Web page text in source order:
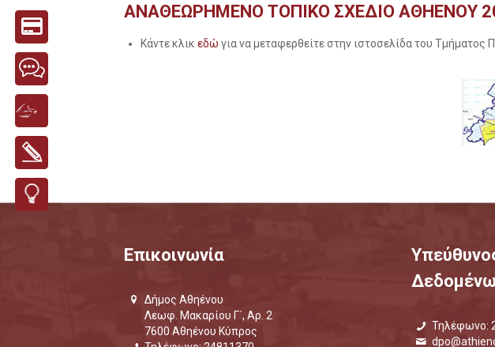
ΑΝΑΘΕΩΡΗΜΕΝΟ ΤΟΠΙΚΟ ΣΧΕΔΙΟ ΑΘΗΕΝΟΥ
Κάντε κλικ εδώ για να μεταφερθείτε στην ιστοσελίδα του Τμήματος
Επικοινωνία
Δήμος Αθηένου
Λεωφ. Μακαρίου Γ΄, Αρ. 2
7600 Αθηένου Κύπρος
Τηλέφωνο: